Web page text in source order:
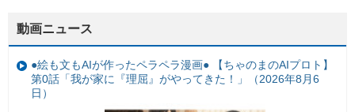
動画ニュース
●絵も文もAIが作ったペラペラ漫画● 【ちゃのまのAIプロト】
第0話「我が家に『理屈』がやってきた！」（2026年8月6
日）